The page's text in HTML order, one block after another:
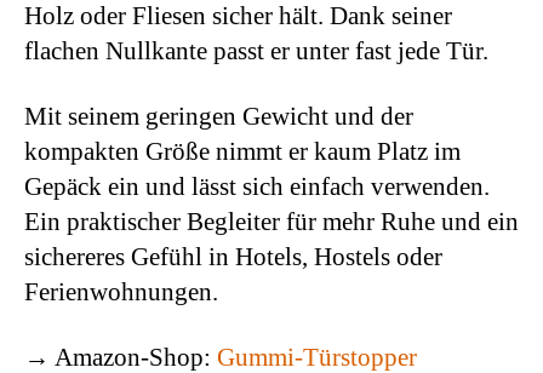
Holz oder Fliesen sicher hält. Dank seiner
flachen Nullkante passt er unter fast jede Tür.
Mit seinem geringen Gewicht und der
kompakten Größe nimmt er kaum Platz im
Gepäck ein und lässt sich einfach verwenden.
Ein praktischer Begleiter für mehr Ruhe und ein
sichereres Gefühl in Hotels, Hostels oder
Ferienwohnungen.
→ Amazon-Shop: Gummi-Türstopper